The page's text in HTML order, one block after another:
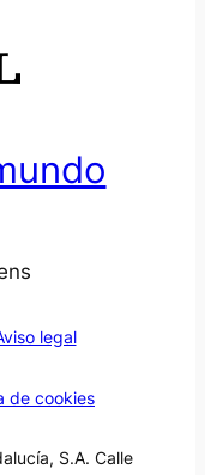
legal
de cookies
S.A. Calle